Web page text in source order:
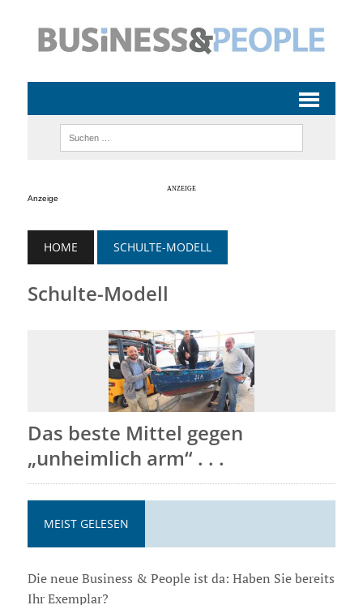
Anzeige
HOME SCHULTE-MODELL
Schulte-Modell
Das beste Mittel gegen
„unheimlich arm“ . . .
MEIST GELESEN
Die neue Business & People ist da: Haben Sie bereits
Ihr Exemplar?